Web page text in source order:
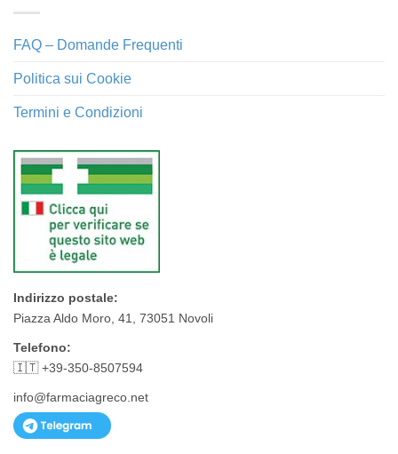
FAQ – Domande Frequenti
Politica sui Cookie
Termini e Condizioni
Indirizzo postale:
Piazza Aldo Moro, 41, 73051 Novoli
Telefono:
🇮🇹 +39-350-8507594
info@farmaciagreco.net